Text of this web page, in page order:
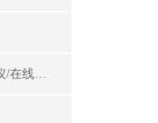
在线PH计/在线ORP测定仪/在线酸碱度计